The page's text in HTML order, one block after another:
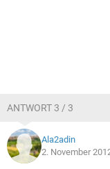
ANTWORT 3 / 3
Ala2adin
2. November